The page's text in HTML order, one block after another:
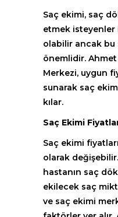
Saç ekimi, saç
etmek
olabilir ancak bu
önemlidir.
Merkezi, uygun
sunarak saç
kılar.
Saç Ekimi
Saç ekimi
olarak
hastanın saç
ekilecek saç
ve saç ekimi